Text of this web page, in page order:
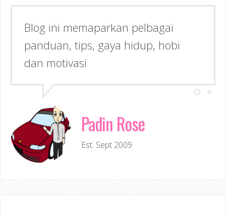
Blog ini memaparkan pelbagai
panduan, tips, gaya hidup, hobi
dan motivasi
Semoga dapat memberi Manfaat &
Inspirasi kepada anda!
Padin Rose
Est. Sept 2009